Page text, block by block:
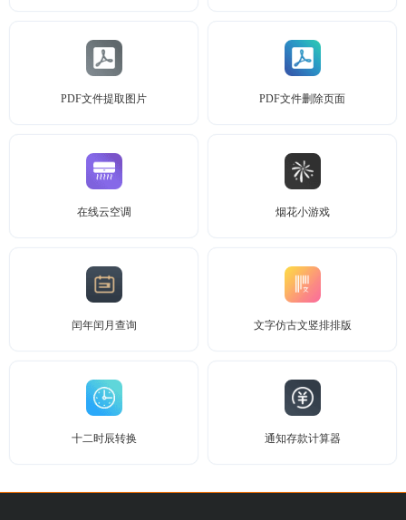
PDF文件提取图片 PDF文件删除页面
在线云空调 烟花小游戏
闰年闰月查询 文字仿古文竖排排版
十二时辰转换 通知存款计算器